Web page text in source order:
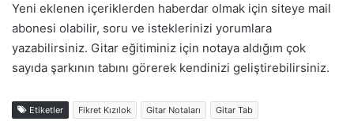
Yeni eklenen içeriklerden haberdar olmak için siteye mail
abonesi olabilir, soru ve isteklerinizi yorumlara
yazabilirsiniz. Gitar eğitiminiz için notaya aldığım çok
sayıda şarkının tabını görerek kendinizi geliştirebilirsiniz.
Etiketler Fikret Kızılok Gitar Notaları Gitar Tab